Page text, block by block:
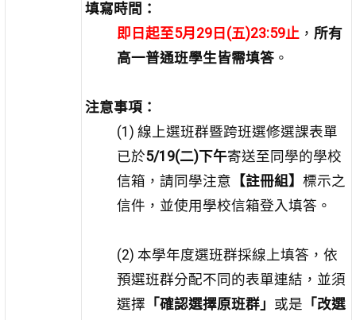
填寫時間：
即日起至5月29日(五)23:59止， 所有
高一普通班學生皆需填答。
注意事項：
(1) 線上選班群暨跨班選修選課表單
已於5/19(二)下午寄送至同學的學校
信箱，請同學注意 【註冊組】 標示之
信件，並使用學校信箱登入填答。
(2) 本學年度選班群採線上填答，依
預選班群分配不同的表單連結，並須
選擇 「確認選擇原班群」 或是 「改選